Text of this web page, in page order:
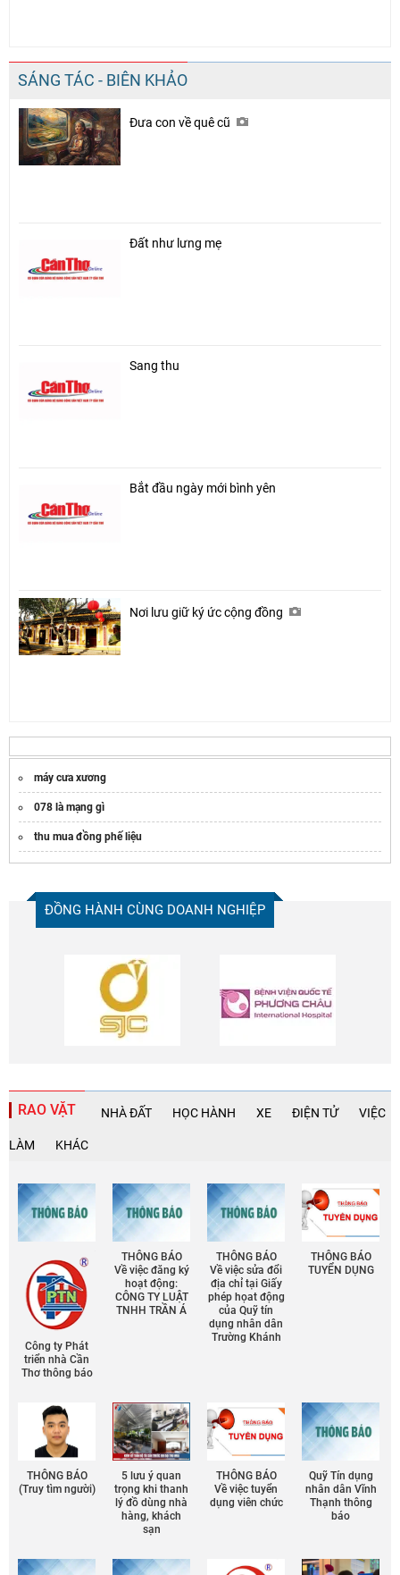
SÁNG TÁC - BIÊN KHẢO
Đưa con về quê cũ
Đất như lưng mẹ
Sang thu
Bắt đầu ngày mới bình yên
Nơi lưu giữ ký ức cộng đồng
máy cưa xương
078 là mạng gì
thu mua đồng phế liệu
ĐỒNG HÀNH CÙNG DOANH NGHIỆP
RAO VẶT NHÀ ĐẤT HỌC HÀNH XE ĐIỆN TỬ VIỆC
LÀM KHÁC
Công ty Phát
triển nhà Cần
Thơ thông báo
THÔNG BÁO
Về việc đăng ký
hoạt động:
CÔNG TY LUẬT
TNHH TRẦN Á
THÔNG BÁO
Về việc sửa đổi
địa chỉ tại Giấy
phép họat động
của Quỹ tín
dụng nhân dân
Trường Khánh
THÔNG BÁO
TUYỂN DỤNG
THÔNG BÁO
(Truy tìm người)
5 lưu ý quan
trọng khi thanh
lý đồ dùng nhà
hàng, khách
sạn
THÔNG BÁO
Về việc tuyển
dụng viên chức
Quỹ Tín dụng
nhân dân Vĩnh
Thạnh thông
báo